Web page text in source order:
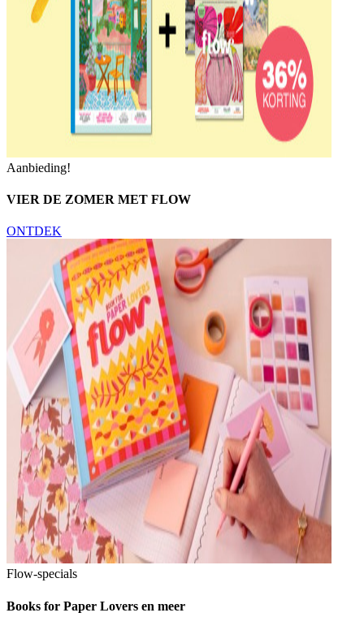
Aanbieding!
VIER DE ZOMER MET FLOW
ONTDEK
Flow-specials
Books for Paper Lovers en meer